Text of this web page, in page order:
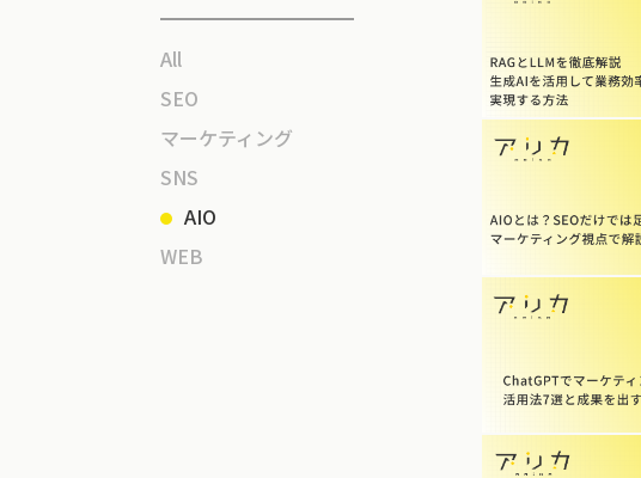
All
SEO
マーケティング
SNS
AIO
WEB